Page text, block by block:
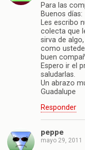
Para las
Buenos días:
Les escribo
colecta que
sirva de
como
buen
Espero ir el
saludarlas.
Un abrazo
Guadalupe
Responder
peppe
mayo 29, 2011